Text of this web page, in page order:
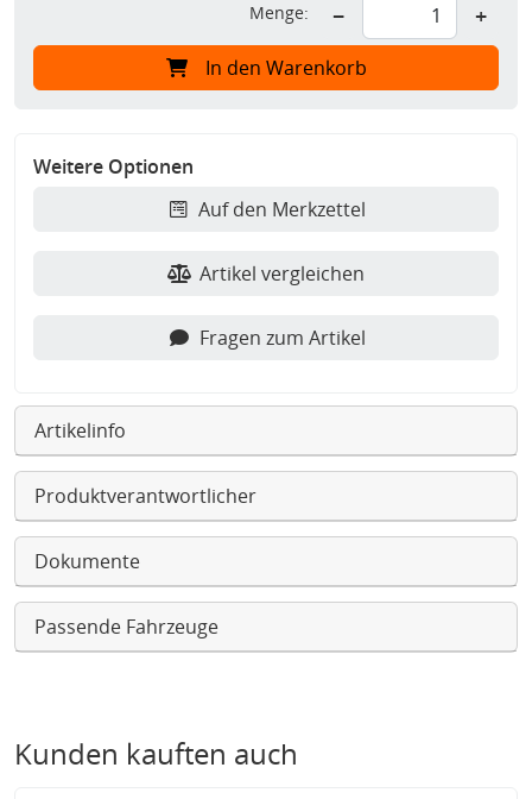
Menge: − +
In den Warenkorb
Weitere Optionen
Auf den Merkzettel
Artikel vergleichen
Fragen zum Artikel
Artikelinfo
Produktverantwortlicher
Dokumente
Passende Fahrzeuge
Kunden kauften auch